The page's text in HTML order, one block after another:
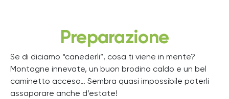
Preparazione
Se di diciamo “canederli”, cosa ti viene in mente?
Montagne innevate, un buon brodino caldo e un bel
caminetto acceso… Sembra quasi impossibile poterli
assaporare anche d’estate!